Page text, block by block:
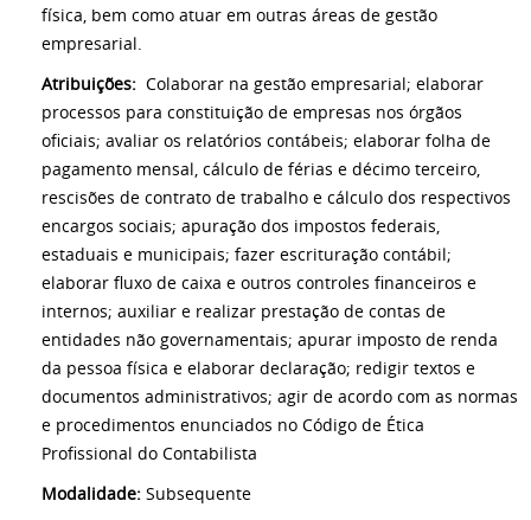
física, bem como atuar em outras áreas de gestão
empresarial.
Atribuições: Colaborar na gestão empresarial; elaborar
processos para constituição de empresas nos órgãos
oficiais; avaliar os relatórios contábeis; elaborar folha de
pagamento mensal, cálculo de férias e décimo terceiro,
rescisões de contrato de trabalho e cálculo dos respectivos
encargos sociais; apuração dos impostos federais,
estaduais e municipais; fazer escrituração contábil;
elaborar fluxo de caixa e outros controles financeiros e
internos; auxiliar e realizar prestação de contas de
entidades não governamentais; apurar imposto de renda
da pessoa física e elaborar declaração; redigir textos e
documentos administrativos; agir de acordo com as normas
e procedimentos enunciados no Código de Ética
Profissional do Contabilista
Modalidade: Subsequente